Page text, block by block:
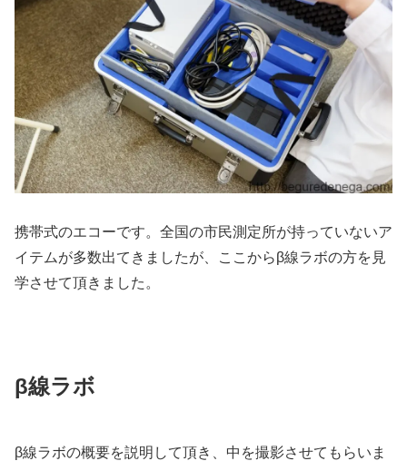
携帯式のエコーです。全国の市民測定所が持っていないア
イテムが多数出てきましたが、ここからβ線ラボの方を見
学させて頂きました。
β線ラボ
β線ラボの概要を説明して頂き、中を撮影させてもらいま